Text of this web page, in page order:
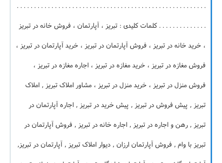
. . . . . . . . . . . . . . . . . . . . . . . . . . . . . . . . . . . . . . . . . . . . . . . . . . . . . . .
. . . . . . . . . . . . . . کلمات کلیدی : تبریز ، آپارتمان ، فروش خانه در تبریز
، خرید خانه در تبریز ، فروش آپارتمان در تبریز ، خرید آپارتمان در تبریز ،
فروش مغازه در تبریز ، خرید مغازه در تبریز ، اجاره مغازه در تبریز ،
فروش منزل در تبریز ، خرید منزل در تبریز ، مشاور املاک تبریز , املاک
تبریز , پیش فروش در تبریز , پیش خرید در تبریز , اجاره آپارتمان در
تبریز , رهن و اجاره در تبریز , اجاره خانه در تبریز , فروش آپارتمان در
تبریز با وام , فروش آپارتمان ارزان , دیوار املاک تبریز , آپارتمان در تبریز,